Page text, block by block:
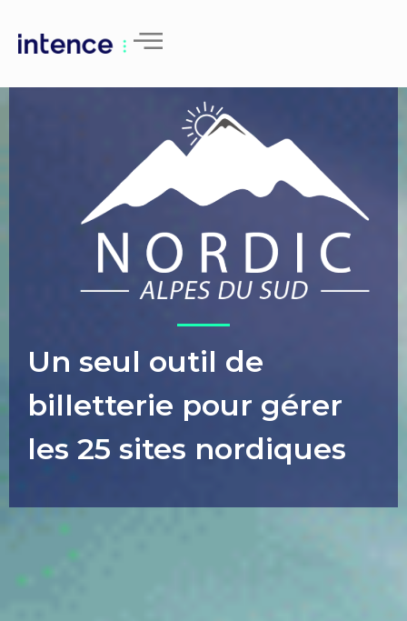
Un seul outil de
billetterie pour gérer
les 25 sites nordiques